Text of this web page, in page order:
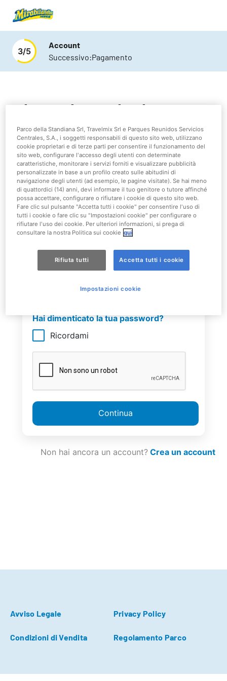
3/5
Account
Successivo:Pagamento
Hai problemi durante il login?
Per acquistare i biglietti è necessario avere un account,
se non ne hai ancora unoregistrati qui
Altrimenti accedi con e-mail e password.
Telefono cellulare
Italy
+39
Password
Hai dimenticato la tua password?
Ricordami
Continua
Non hai ancora un account? Crea un account
Avviso Legale Privacy Policy
Condizioni di Vendita Regolamento Parco
Parco della Standiana Srl, Travelmix Srl e Parques Reunidos Servicios
Centrales, S.A., i soggetti responsabili di questo sito web, utilizzano
cookie proprietari e di terze parti per consentire il funzionamento del
sito web, configurare l'accesso degli utenti con determinate
caratteristiche, monitorare i servizi forniti e visualizzare pubblicità
personalizzate in base a un profilo creato sulle abitudini di
navigazione degli utenti (ad esempio, le pagine visitate). Se hai meno
di quattordici (14) anni, devi informare il tuo genitore o tutore affinché
possa accettare, configurare o rifiutare i cookie di questo sito web.
Fare clic sul pulsante "Accetta tutti i cookie" per consentire l'uso di
tutti i cookie o fare clic su "Impostazioni cookie" per configurare o
rifiutare l'uso dei cookie. Per ulteriori informazioni, si prega di
consultare la nostra Politica sui cookie qui
Rifiuta tutti Accetta tutti i cookie
Impostazioni cookie